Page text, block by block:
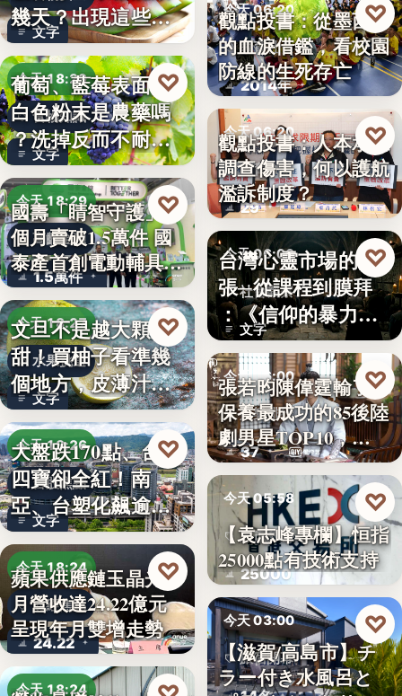
文字
幾天？出現這些狀
況別再吃
今天 18:29
食物知識
文字
葡萄、藍莓表面的
白色粉末是農藥嗎
？洗掉反而不耐
放，「白霜…
♡
今天 18:29
高齡金融
1.5萬件
國壽「睛智守護」3
個月賣破1.5萬件 國
泰產首創電動輔具…
♡
今天 18:27
水果挑選
文字
文旦不是越大顆越
甜！買柚子看準幾
個地方，皮薄汁多
不踩雷
♡
今天 18:26
台股焦點
文字
大盤跌170點、台塑
四寶卻全紅！南
亞、台塑化飆逾
5%，背…
♡
今天 18:24
財經焦點
24.22
蘋果供應鏈玉晶光7
月營收達24.22億元
呈現年月雙增走勢
♡
今天 18:24
今天 06:20
教育社會
2014年
觀點投書：從墨西哥
的血淚借鑑，看校園
防線的生死存亡
♡
今天 06:20
教育政策
29
觀點投書：人本承認
調查傷害，何以護航
濫訴制度？
♡
今天 06:00
社會觀察
文字
台灣心靈市場的擴
張─從課程到膜拜
：《信仰的暴力》
選摘（3…
♡
今天 06:00
娛樂排行
37
張若昀陳偉霆輸了！
保養最成功的85後陸
劇男星TOP10，…
♡
今天 05:58
股市分析
25000
【袁志峰專欄】恒指
25000點有技術支持
♡
今天 03:00
旅宿開幕
【滋賀/高島市】チ
ラー付き水風呂と
♡